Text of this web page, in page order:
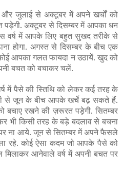
और जुलाई से अक्टूबर में अपने खर्चों को
अक्टूबर से दिसम्बर में आपका धन
वर्ष में आपके लिए बहुत सुखद तरीके से
होगा. अगस्त से दिसम्बर के बीच एक
कोई आपका गलत फायदा न उठायें. खुद को
बचत को बचाकर चलें.
में पैसे की स्तिथि को लेकर कई तरह के
से जून के बीच आपके खर्चे बढ़ सकते हैं.
बचाए रखने की ज़रूरत पड़ेगी. सितम्बर
भी किसी तरह के बड़े बदलाव से बचना
ना आये. जून से सितम्बर में अपने फैसले
रहे. कोई ऐसा कदम जो आपके पैसे को
मिलाकर आनेवाले वर्ष में अपनी बचत पर